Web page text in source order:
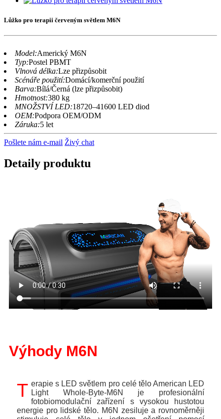
Lůžko pro terapii červeným světlem M6N
Model:Americký M6N
Typ:Postel PBMT
Vlnová délka:Lze přizpůsobit
Scénáře použití:Domácí/komerční použití
Barva:Bílá/Černá (lze přizpůsobit)
Hmotnost:380 kg
MNOŽSTVÍ LED:18720–41600 LED diod
OEM:Podpora OEM/ODM
Záruka:5 let
Pošlete nám e-mail Živý chat
Detaily produktu
Výhody M6N
Terapie s LED světlem pro celé tělo American LED Light Whole-Byte-M6N je profesionální
fotobiomodulační zařízení s vysokou hustotou
energie pro lidské tělo. M6N zesiluje a rovnoměrněji